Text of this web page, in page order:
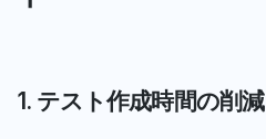
1. テスト作成時間の削減